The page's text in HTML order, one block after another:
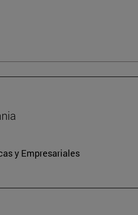
y Empresariales